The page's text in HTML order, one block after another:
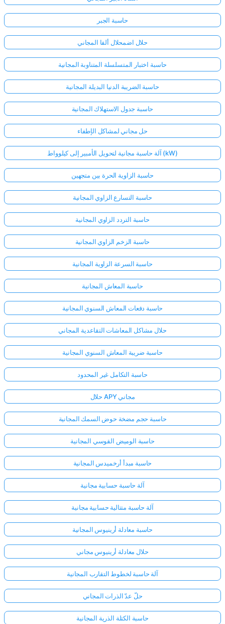
حاسبة الجبر
حلال اضمحلال ألفا المجاني
حاسبة اختبار المتسلسلة المتناوبة المجانية
حاسبة الضريبة الدنيا البديلة المجانية
حاسبة جدول الاستهلاك المجانية
حل مجاني لمشاكل الإطفاء
آلة حاسبة مجانية لتحويل الأمبير إلى كيلوواط (kW)
حاسبة الزاوية الحرة بين متجهين
حاسبة التسارع الزاوي المجانية
حاسبة التردد الزاوي المجانية
حاسبة الزخم الزاوي المجانية
حاسبة السرعة الزاوية المجانية
حاسبة المعاش المجانية
حاسبة دفعات المعاش السنوي المجانية
حلال مشاكل المعاشات التقاعدية المجاني
حاسبة ضريبة المعاش السنوي المجانية
حاسبة التكامل غير المحدود
حلال APY مجاني
حاسبة حجم مضخة حوض السمك المجانية
حاسبة الوميض القوسي المجانية
حاسبة مبدأ أرخميدس المجانية
آلة حاسبة حسابية مجانية
آلة حاسبة متتالية حسابية مجانية
حاسبة معادلة أرينيوس المجانية
حلال معادلة أرينيوس مجاني
آلة حاسبة لخطوط التقارب المجانية
حلّ عدّ الذرات المجاني
حاسبة الكتلة الذرية المجانية